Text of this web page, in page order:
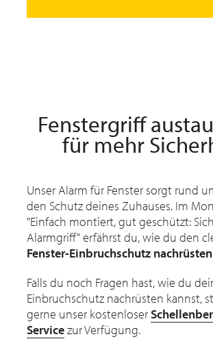
Fenstergriff
für mehr
Unser Alarm für Fenster sorgt rund
den Schutz deines Zuhauses. Im
"Einfach montiert, gut geschützt:
Alarmgriff" erfährst du, wie du den
Fenster-Einbruchschutz nachrüsten
Falls du noch Fragen hast, wie du
Einbruchschutz nachrüsten kannst,
gerne unser kostenloser
Servicezur Verfügung.